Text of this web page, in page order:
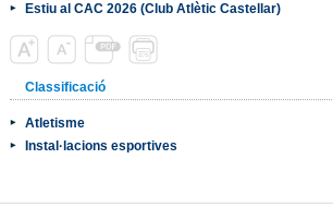
Estiu al CAC 2026 (Club Atlètic Castellar)
Classificació
Atletisme
Instal·lacions esportives